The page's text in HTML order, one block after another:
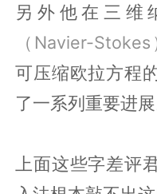
另外他在三维
（Navier-Stokes
可压缩欧拉方程
了一系列重要进展
上面这些字差评